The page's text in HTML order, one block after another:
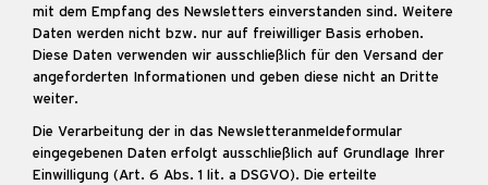
mit dem Empfang des Newsletters einverstanden sind. Weitere
Daten werden nicht bzw. nur auf freiwilliger Basis erhoben.
Diese Daten verwenden wir ausschließlich für den Versand der
angeforderten Informationen und geben diese nicht an Dritte
weiter.
Die Verarbeitung der in das Newsletteranmeldeformular
eingegebenen Daten erfolgt ausschließlich auf Grundlage Ihrer
Einwilligung (Art. 6 Abs. 1 lit. a DSGVO). Die erteilte